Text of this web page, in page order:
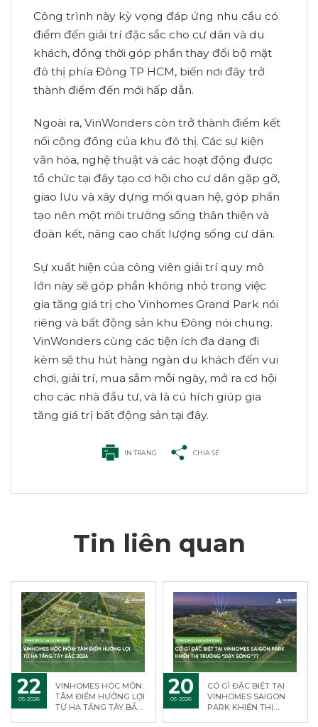
Công trình này kỳ vọng đáp ứng nhu cầu có
điểm đến giải trí đặc sắc cho cư dân và du
khách, đồng thời góp phần thay đổi bộ mặt
đô thị phía Đông TP HCM, biến nơi đây trở
thành điểm đến mới hấp dẫn.
Ngoài ra, VinWonders còn trở thành điểm kết
nối cộng đồng của khu đô thị. Các sự kiện
văn hóa, nghệ thuật và các hoạt động được
tổ chức tại đây tạo cơ hội cho cư dân gặp gỡ,
giao lưu và xây dựng mối quan hệ, góp phần
tạo nên một môi trường sống thân thiện và
đoàn kết, nâng cao chất lượng sống cư dân.
Sự xuất hiện của công viên giải trí quy mô
lớn này sẽ góp phần không nhỏ trong việc
gia tăng giá trị cho Vinhomes Grand Park nói
riêng và bất động sản khu Đông nói chung.
VinWonders cùng các tiện ích đa dạng đi
kèm sẽ thu hút hàng ngàn du khách đến vui
chơi, giải trí, mua sắm mỗi ngày, mở ra cơ hội
cho các nhà đầu tư, và là cú hích giúp gia
tăng giá trị bất động sản tại đây.
IN TRANG CHIA SẺ
Tin liên quan
22
05-2026
VINHOMES HÓC MÔN:
TÂM ĐIỂM HƯỞNG LỢI
TỪ HẠ TẦNG TÂY BẮC
20
05-2026
CÓ GÌ ĐẶC BIỆT TẠI
VINHOMES SAIGON
PARK KHIẾN THỊ